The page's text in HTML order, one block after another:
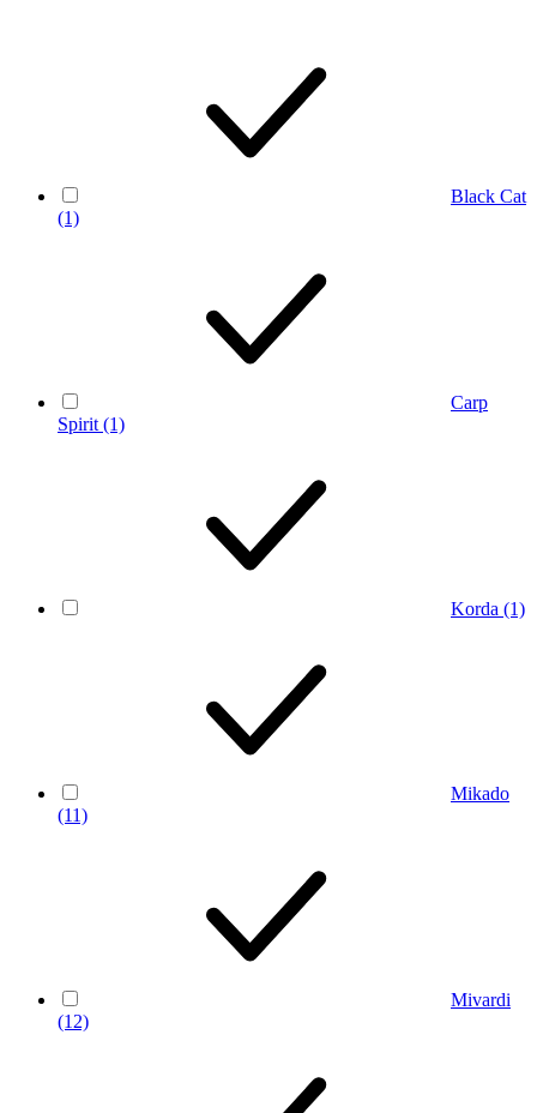
Black Cat
(1)
Carp
Spirit(1)
Korda (1)
Mikado
(11)
Mivardi
(12)